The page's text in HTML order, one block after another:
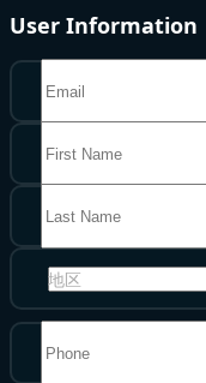
User Information
地区